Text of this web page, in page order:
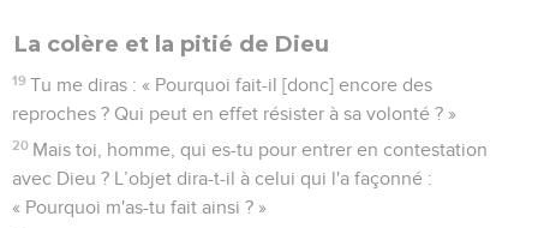
La colère et la pitié de Dieu
19 Tu me diras : « Pourquoi fait-il [donc] encore des
reproches ? Qui peut en effet résister à sa volonté ? »
20 Mais toi, homme, qui es-tu pour entrer en contestation
avec Dieu ? L’objet dira-t-il à celui qui l'a façonné :
« Pourquoi m'as-tu fait ainsi ? »